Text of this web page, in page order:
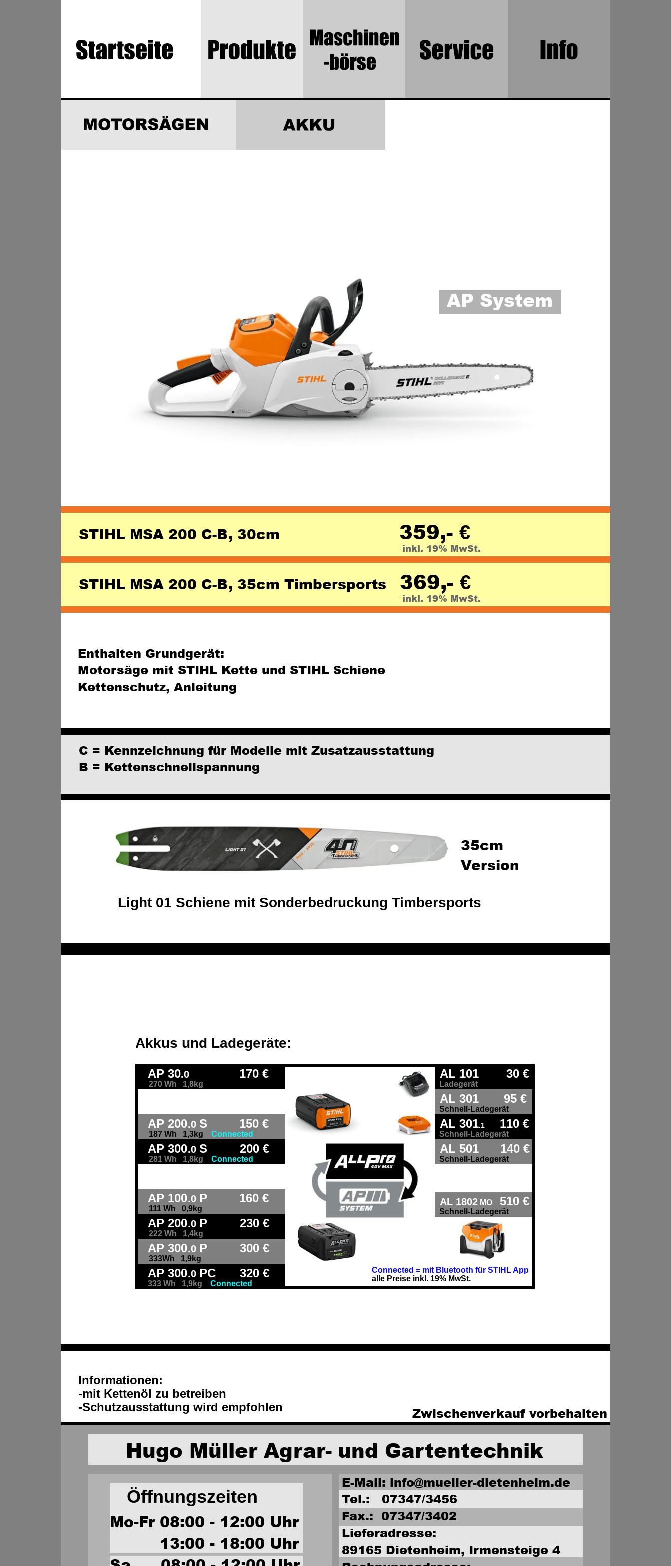
Enthalten Grundgerät:
Motorsäge mit STIHL Kette und STIHL Schiene
Kettenschutz, Anleitung
STIHL MSA 200 C-B, 35cm Timbersports 369,- €
inkl. 19% MwSt.
C = Kennzeichnung für Modelle mit Zusatzausstattung
B = Kettenschnellspannung
Informationen:
-mit Kettenöl zu betreiben
-Schutzausstattung wird empfohlen
Zwischenverkauf vorbehalten
Mo-Fr 08:00 - 12:00 Uhr
          13:00 - 18:00 Uhr
E-Mail: info@mueller-dietenheim.de
Tel.:   07347/3456
Fax.:  07347/3402
Lieferadresse:
89165 Dietenheim, Irmensteige 4
Öffnungszeiten
Hugo Müller Agrar- und Gartentechnik
AP System
STIHL MSA 200 C-B, 30cm 359,- €
inkl. 19% MwSt.
Light 01 Schiene mit Sonderbedruckung Timbersports
35cm
Version
Akkus und Ladegeräte: